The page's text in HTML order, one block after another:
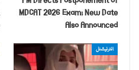
MDCAT 2026 Exam; New Date
Also Announced
انٹرنیشنل